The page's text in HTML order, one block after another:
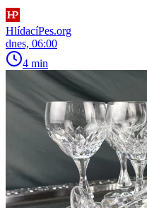
HlídacíPes.org
dnes, 06:00
4 min